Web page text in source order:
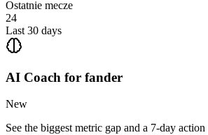
Ostatnie mecze
24
Last 30 days
AI Coach for fander
New
See the biggest metric gap and a 7-day